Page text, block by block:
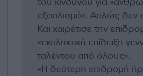
εξοπλισμό». Απλώς δεν
Και χαιρέτισε την
«εκπληκτική επίδειξη
ταλέντου από όλους».
«Η δεύτερη επιδρομή